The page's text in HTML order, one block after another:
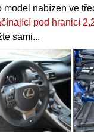
nabízen ve
pod hranicí
sami...